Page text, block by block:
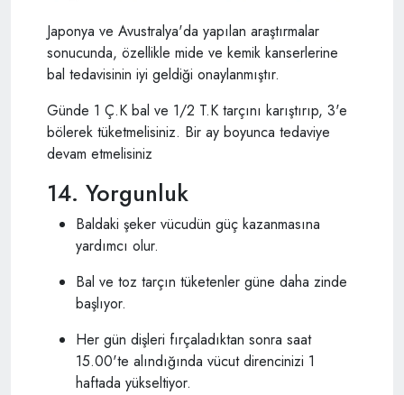
Japonya ve Avustralya'da yapılan araştırmalar
sonucunda, özellikle mide ve kemik kanserlerine
bal tedavisinin iyi geldiği onaylanmıştır.
Günde 1 Ç.K bal ve 1/2 T.K tarçını karıştırıp, 3'e
bölerek tüketmelisiniz. Bir ay boyunca tedaviye
devam etmelisiniz
14. Yorgunluk
Baldaki şeker vücudün güç kazanmasına
yardımcı olur.
Bal ve toz tarçın tüketenler güne daha zinde
başlıyor.
Her gün dişleri fırçaladıktan sonra saat
15.00'te alındığında vücut direncinizi 1
haftada yükseltiyor.